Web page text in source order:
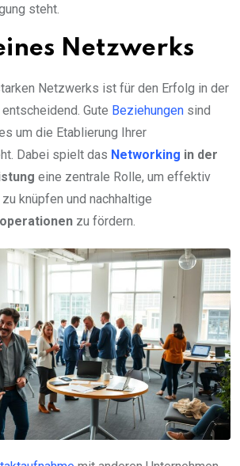
steht.
Netzwerks
Netzwerks ist für den Erfolg in der
Gute Beziehungen sind
um die Etablierung Ihrer
Dabei spielt das Networking in der
eine zentrale Rolle, um effektiv
knüpfen und nachhaltige
zu fördern.